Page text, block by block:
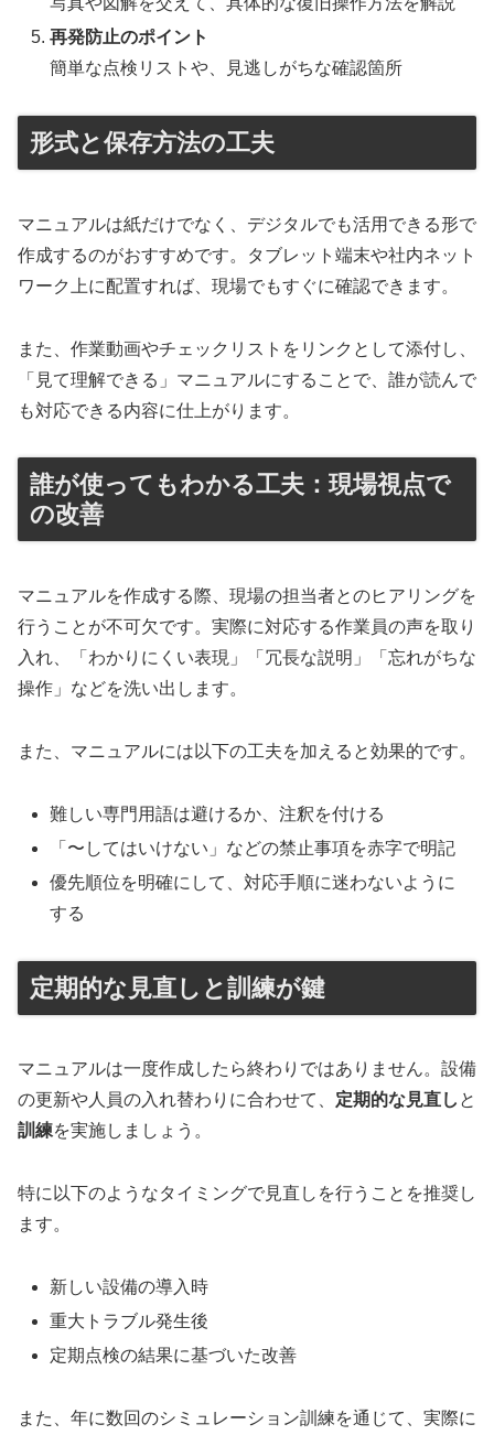
再発防止のポイント
簡単な点検リストや、見逃しがちな確認箇所
形式と保存方法の工夫
マニュアルは紙だけでなく、デジタルでも活用できる形で
作成するのがおすすめです。タブレット端末や社内ネット
ワーク上に配置すれば、現場でもすぐに確認できます。
また、作業動画やチェックリストをリンクとして添付し、
「見て理解できる」マニュアルにすることで、誰が読んで
も対応できる内容に仕上がります。
誰が使ってもわかる工夫：現場視点で
の改善
マニュアルを作成する際、現場の担当者とのヒアリングを
行うことが不可欠です。実際に対応する作業員の声を取り
入れ、「わかりにくい表現」「冗長な説明」「忘れがちな
操作」などを洗い出します。
また、マニュアルには以下の工夫を加えると効果的です。
難しい専門用語は避けるか、注釈を付ける
「〜してはいけない」などの禁止事項を赤字で明記
優先順位を明確にして、対応手順に迷わないように
する
定期的な見直しと訓練が鍵
マニュアルは一度作成したら終わりではありません。設備
の更新や人員の入れ替わりに合わせて、 定期的な見直し と
訓練を実施しましょう。
特に以下のようなタイミングで見直しを行うことを推奨し
ます。
新しい設備の導入時
重大トラブル発生後
定期点検の結果に基づいた改善
また、年に数回のシミュレーション訓練を通じて、実際に